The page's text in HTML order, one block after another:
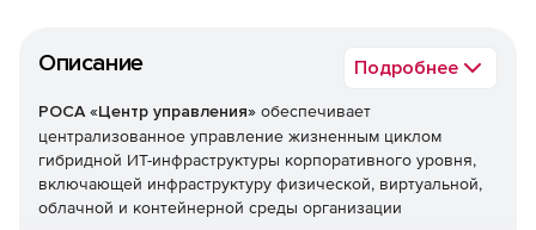
Описание Подробнее
РОСА «Центр управления» обеспечивает
централизованное управление жизненным циклом
гибридной ИТ-инфраструктуры корпоративного уровня,
включающей инфраструктуру физической, виртуальной,
облачной и контейнерной среды организации